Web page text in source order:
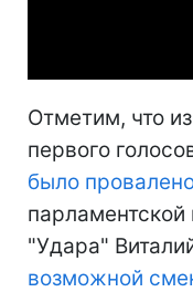
Отметим, что
первого
было
парламентской
"Удара"
возможной